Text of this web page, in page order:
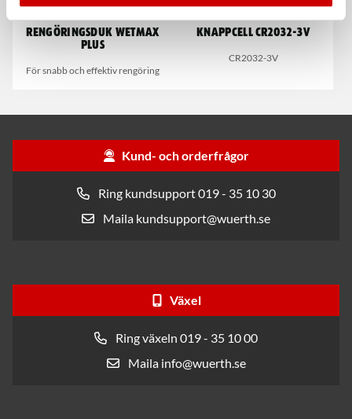
Rengöringsduk Wetmax
Plus
För snabb och effektiv rengöring
Knappcell CR2032-3V
CR2032-3V
Kund- och orderfrågor
Ring kundsupport 019 - 35 10 30
Maila kundsupport@wuerth.se
Växel
Ring växeln 019 - 35 10 00
Maila info@wuerth.se